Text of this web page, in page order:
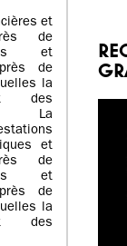
et
de
et
de
la
des
; La
et
de
et
de
la
des